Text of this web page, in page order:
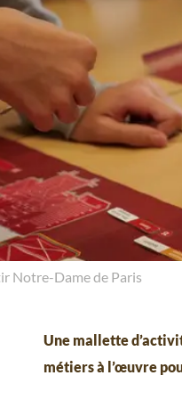
Notre-Dame de Paris
Une mallette
métiers à l’œuvre